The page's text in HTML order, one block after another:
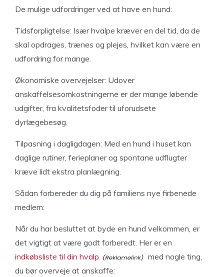
De mulige udfordringer ved at have en hund:
Tidsforpligtelse: Især hvalpe kræver en del tid, da de
skal opdrages, trænes og plejes, hvilket kan være en
udfordring for mange.
Økonomiske overvejelser: Udover
anskaffelsesomkostningerne er der mange løbende
udgifter, fra kvalitetsfoder til uforudsete
dyrlægebesøg.
Tilpasning i dagligdagen: Med en hund i huset kan
daglige rutiner, ferieplaner og spontane udflugter
kræve lidt ekstra planlægning.
Sådan forbereder du dig på familiens nye firbenede
medlem:
Når du har besluttet at byde en hund velkommen, er
det vigtigt at være godt forberedt. Her er en
indkøbsliste til din hvalp
med nogle ting,
du bør overveje at anskaffe: